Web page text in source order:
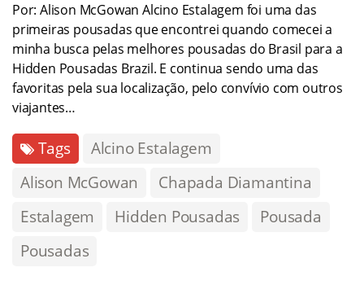
Por: Alison McGowan Alcino Estalagem foi uma das
primeiras pousadas que encontrei quando comecei a
minha busca pelas melhores pousadas do Brasil para a
Hidden Pousadas Brazil. E continua sendo uma das
favoritas pela sua localização, pelo convívio com outros
viajantes…
Tags
Alcino Estalagem
Alison McGowan
Chapada Diamantina
Estalagem
Hidden Pousadas
Pousada
Pousadas